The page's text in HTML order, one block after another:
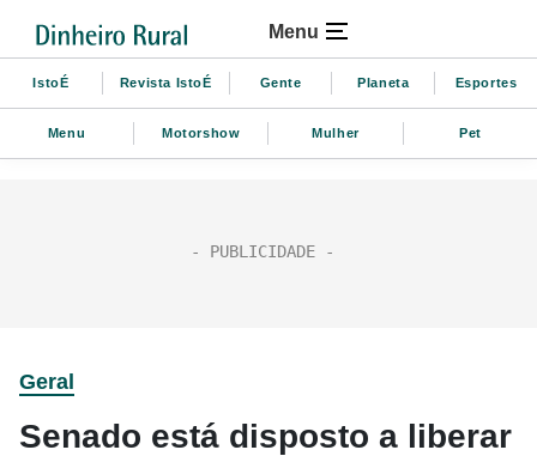
Menu
IstoÉ Revista IstoÉ Gente Planeta Esportes
Menu Motorshow Mulher Pet
Geral
Senado está disposto a liberar